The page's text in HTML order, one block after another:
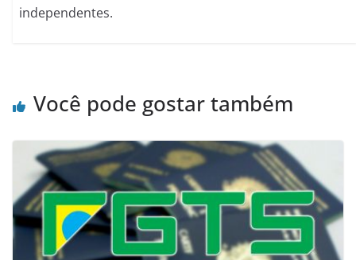
independentes.
Você pode gostar também